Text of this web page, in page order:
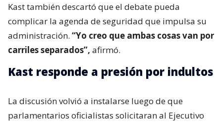
Kast también descartó que el debate pueda
complicar la agenda de seguridad que impulsa su
administración. “Yo creo que ambas cosas van por
carriles separados”, afirmó.
Kast responde a presión por indultos
La discusión volvió a instalarse luego de que
parlamentarios oficialistas solicitaran al Ejecutivo